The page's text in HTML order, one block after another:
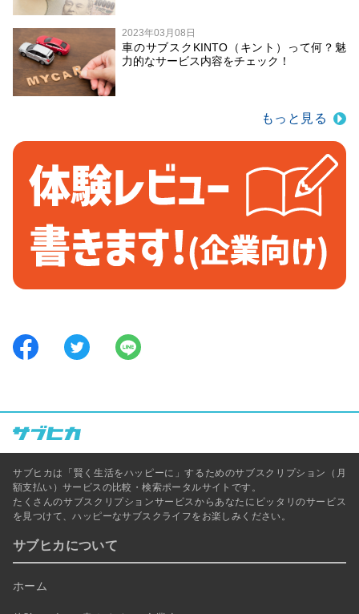
2023年03月08日
車のサブスクKINTO（キント）って何？魅
力的なサービス内容をチェック！
もっと見る
サブヒカは「賢く生活をハッピーに」するためのサブスクリプション（月
額支払い）サービスの比較・検索ポータルサイトです。
たくさんのサブスクリプションサービスからあなたにピッタリのサービス
を見つけて、ハッピーなサブスクライフをお楽しみください。
サブヒカについて
ホーム